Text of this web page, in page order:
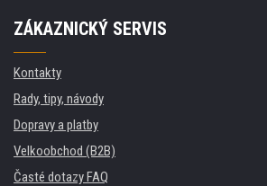
ZÁKAZNICKÝ SERVIS
Kontakty
Rady, tipy, návody
Dopravy a platby
Velkoobchod (B2B)
Časté dotazy FAQ